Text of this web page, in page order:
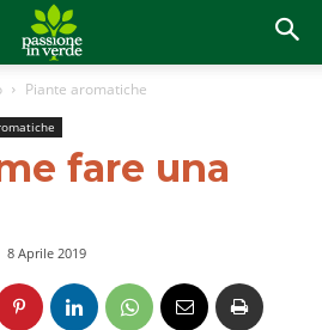
Piante aromatiche
fare una
8 Aprile 2019